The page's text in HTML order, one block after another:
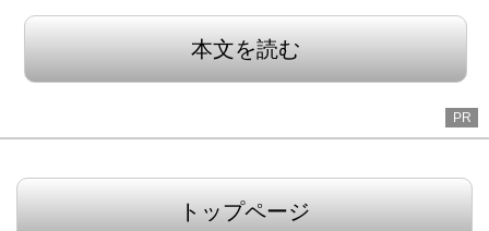
本文を読む
PR
トップページ